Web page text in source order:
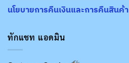
นโยบายการคืนเงินและการคืนสินค้า
ทักแชท แอดมิน